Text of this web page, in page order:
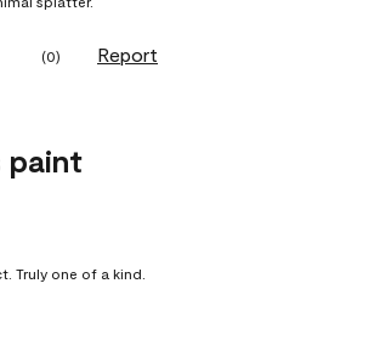
(0) Report
paint
Truly one of a kind.